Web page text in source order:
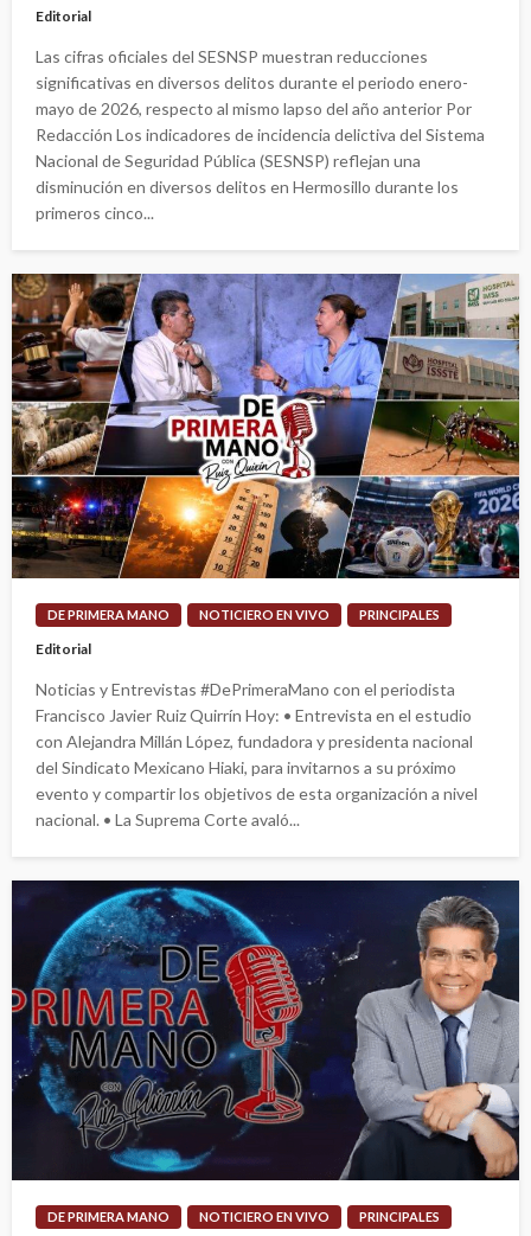
Editorial
Las cifras oficiales del SESNSP muestran reducciones
significativas en diversos delitos durante el periodo enero-
mayo de 2026, respecto al mismo lapso del año anterior Por
Redacción Los indicadores de incidencia delictiva del Sistema
Nacional de Seguridad Pública (SESNSP) reflejan una
disminución en diversos delitos en Hermosillo durante los
primeros cinco...
DE PRIMERA MANO NOTICIERO EN VIVO PRINCIPALES
Editorial
Noticias y Entrevistas #DePrimeraMano con el periodista
Francisco Javier Ruiz Quirrín Hoy: • Entrevista en el estudio
con Alejandra Millán López, fundadora y presidenta nacional
del Sindicato Mexicano Hiaki, para invitarnos a su próximo
evento y compartir los objetivos de esta organización a nivel
nacional. • La Suprema Corte avaló...
DE PRIMERA MANO NOTICIERO EN VIVO PRINCIPALES